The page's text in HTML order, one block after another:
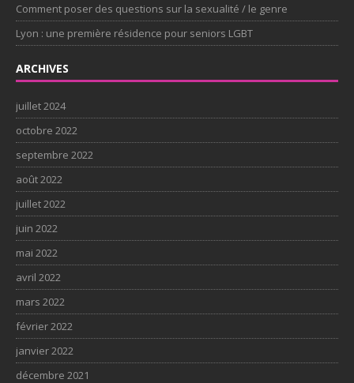
Comment poser des questions sur la sexualité / le genre
Lyon : une première résidence pour seniors LGBT
ARCHIVES
juillet 2024
octobre 2022
septembre 2022
août 2022
juillet 2022
juin 2022
mai 2022
avril 2022
mars 2022
février 2022
janvier 2022
décembre 2021